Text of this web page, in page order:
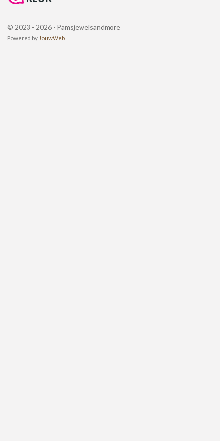
o
k
r
a
p
© 2023 - 2026 - Pamsjewelsandmore
Powered by JouwWeb